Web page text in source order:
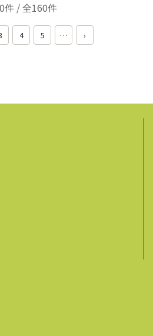
件 / 全160件
4 5 … ›